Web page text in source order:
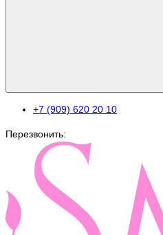
+7 (909) 620 20 10
Перезвонить: